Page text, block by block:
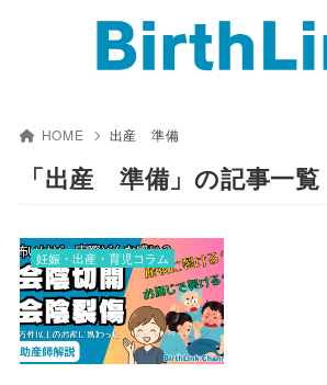
HOME 出産 準備
「出産 準備」の記事一覧
妊娠・出産・育児コラム